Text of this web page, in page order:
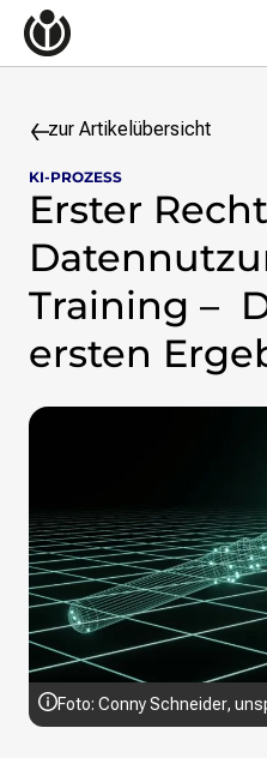
Zum Inhalt überspringen
Wikipedia unterstützen
Spenden
Mitmachen
News
Veranstaltungen
Publikationen
Tech News
Digitales Ehrenamt
Krieg gegen die Ukraine
Wikimedia Deutschland wird 20!
Projekte
Featured
Wikipedia
Wikidata
Wikimedia Commons
zur Artikelübersicht
KI-PROZESS
Erster
Training –
ersten
Foto: Conny Schneider,